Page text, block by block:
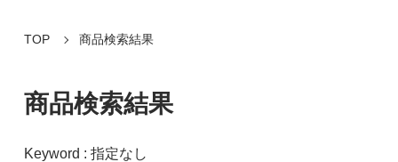
TOP 商品検索結果
商品検索結果
Keyword : 指定なし